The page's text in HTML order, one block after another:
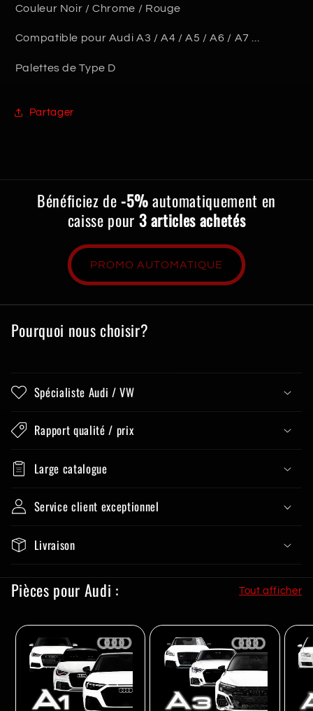
Couleur Noir / Chrome / Rouge
Compatible pour Audi A3 / A4 / A5 / A6 / A7 ...
Palettes de Type D
Partager
Bénéficiez de-5%automatiquement en
caisse pour 3 articles achetés
PROMO AUTOMATIQUE
Pourquoi nous choisir?
Spécialiste Audi / VW
Rapport qualité / prix
Large catalogue
Service client exceptionnel
Livraison
Pièces pour Audi : Tout afficher